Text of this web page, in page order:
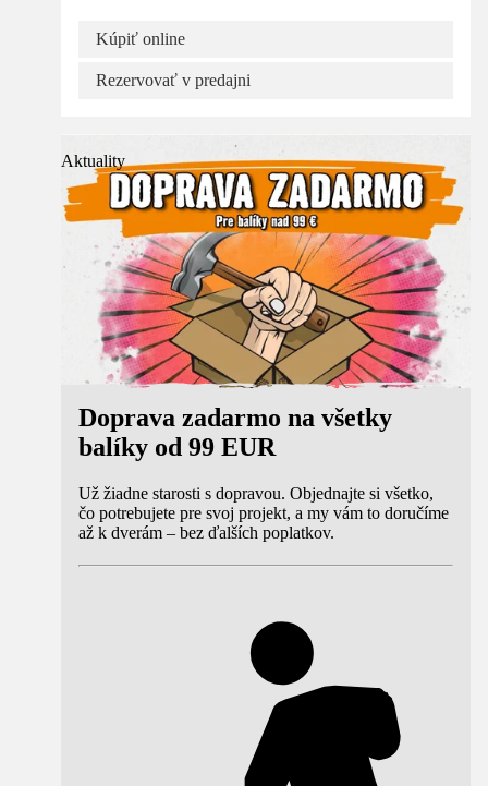
Kúpiť online
Rezervovať v predajni
Aktuality
Doprava zadarmo na všetky
balíky od 99 EUR
Už žiadne starosti s dopravou. Objednajte si všetko,
čo potrebujete pre svoj projekt, a my vám to doručíme
až k dverám – bez ďalších poplatkov.